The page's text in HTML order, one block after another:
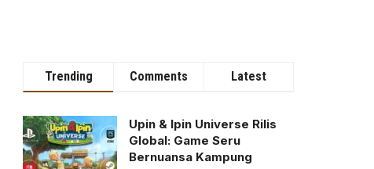
Trending Comments Latest
Upin & Ipin Universe Rilis
Global: Game Seru
Bernuansa Kampung